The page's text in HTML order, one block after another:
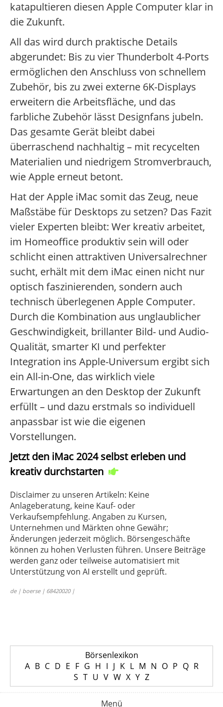
katapultieren diesen Apple Computer klar in
die Zukunft.
All das wird durch praktische Details
abgerundet: Bis zu vier Thunderbolt 4-Ports
ermöglichen den Anschluss von schnellem
Zubehör, bis zu zwei externe 6K-Displays
erweitern die Arbeitsfläche, und das
farbliche Zubehör lässt Designfans jubeln.
Das gesamte Gerät bleibt dabei
überraschend nachhaltig – mit recycelten
Materialien und niedrigem Stromverbrauch,
wie Apple erneut betont.
Hat der Apple iMac somit das Zeug, neue
Maßstäbe für Desktops zu setzen? Das Fazit
vieler Experten bleibt: Wer kreativ arbeitet,
im Homeoffice produktiv sein will oder
schlicht einen attraktiven Universalrechner
sucht, erhält mit dem iMac einen nicht nur
optisch faszinierenden, sondern auch
technisch überlegenen Apple Computer.
Durch die Kombination aus unglaublicher
Geschwindigkeit, brillanter Bild- und Audio-
Qualität, smarter KI und perfekter
Integration ins Apple-Universum ergibt sich
ein All-in-One, das wirklich viele
Erwartungen an den Desktop der Zukunft
erfüllt – und dazu erstmals so individuell
anpassbar ist wie die eigenen
Vorstellungen.
Jetzt den iMac 2024 selbst erleben und
kreativ durchstarten
Disclaimer zu unseren Artikeln: Keine
Anlageberatung, keine Kauf- oder
Verkaufsempfehlung. Angaben zu Kursen,
Unternehmen und Märkten ohne Gewähr;
Änderungen jederzeit möglich. Börsengeschäfte
können zu hohen Verlusten führen. Unsere Beiträge
werden ganz oder teilweise automatisiert mit
Unterstützung von AI erstellt und geprüft.
de | boerse | 68420020 |
Börsenlexikon
A B C D E F G H I J K L M N O P Q R
S T U V W X Y Z
Menü